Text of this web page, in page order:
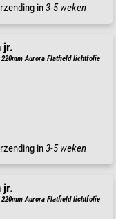
in3-5 weken
jr.
Aurora Flatfield lichtfolie
in3-5 weken
jr.
Aurora Flatfield lichtfolie